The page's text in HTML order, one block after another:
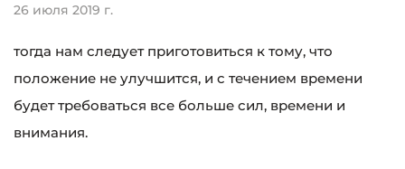
26 июля 2019 г.
тогда нам следует приготовиться к тому, что
положение не улучшится, и с течением времени
будет требоваться все больше сил, времени и
внимания.